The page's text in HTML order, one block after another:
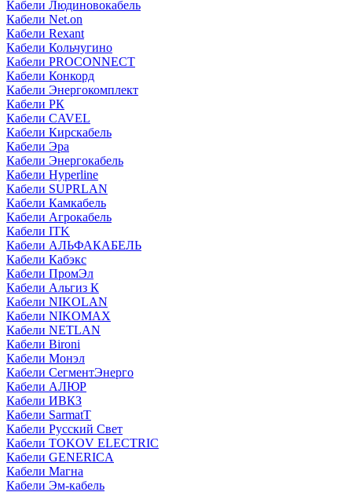
Кабели Людиновокабель
Кабели Net.on
Кабели Rexant
Кабели Кольчугино
Кабели PROCONNECT
Кабели Конкорд
Кабели Энергокомплект
Кабели РК
Кабели CAVEL
Кабели Кирскабель
Кабели Эра
Кабели Энергокабель
Кабели Hyperline
Кабели SUPRLAN
Кабели Камкабель
Кабели Агрокабель
Кабели ITK
Кабели АЛЬФАКАБЕЛЬ
Кабели Кабэкс
Кабели ПромЭл
Кабели Альгиз К
Кабели NIKOLAN
Кабели NIKOMAX
Кабели NETLAN
Кабели Bironi
Кабели Монэл
Кабели СегментЭнерго
Кабели АЛЮР
Кабели ИВКЗ
Кабели SarmatT
Кабели Русский Свет
Кабели TOKOV ELECTRIC
Кабели GENERICA
Кабели Магна
Кабели Эм-кабель